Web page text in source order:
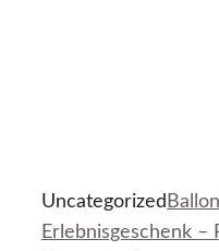
Uncategorized
Erlebnisgeschenk –